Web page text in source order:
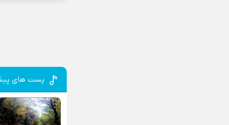
پست های